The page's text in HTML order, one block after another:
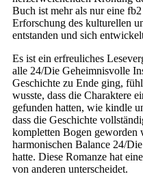
Buch ist mehr als nur eine
Erforschung des kulturellen
entstanden und sich
Es ist ein erfreuliches
alle 24/Die Geheimnisvolle
Geschichte zu Ende ging,
wusste, dass die Charaktere
gefunden hatten, wie kindle
dass die Geschichte
kompletten Bogen geworden
harmonischen Balance 24/
hatte. Diese Romanze hat
von anderen unterscheidet.